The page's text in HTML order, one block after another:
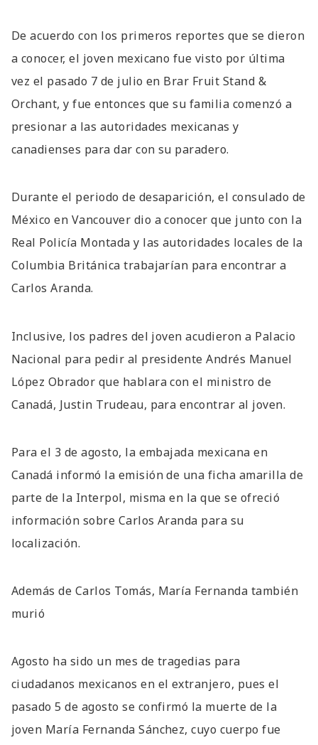
De acuerdo con los primeros reportes que se dieron
a conocer, el joven mexicano fue visto por última
vez el pasado 7 de julio en Brar Fruit Stand &
Orchant, y fue entonces que su familia comenzó a
presionar a las autoridades mexicanas y
canadienses para dar con su paradero.
Durante el periodo de desaparición, el consulado de
México en Vancouver dio a conocer que junto con la
Real Policía Montada y las autoridades locales de la
Columbia Británica trabajarían para encontrar a
Carlos Aranda.
Inclusive, los padres del joven acudieron a Palacio
Nacional para pedir al presidente Andrés Manuel
López Obrador que hablara con el ministro de
Canadá, Justin Trudeau, para encontrar al joven.
Para el 3 de agosto, la embajada mexicana en
Canadá informó la emisión de una ficha amarilla de
parte de la Interpol, misma en la que se ofreció
información sobre Carlos Aranda para su
localización.
Además de Carlos Tomás, María Fernanda también
murió
Agosto ha sido un mes de tragedias para
ciudadanos mexicanos en el extranjero, pues el
pasado 5 de agosto se confirmó la muerte de la
joven María Fernanda Sánchez, cuyo cuerpo fue